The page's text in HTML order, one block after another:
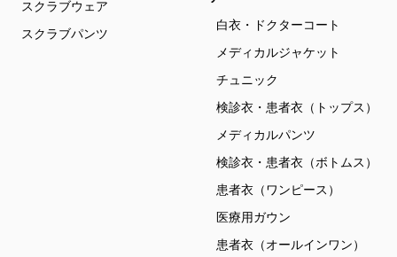
スクラブウェア
スクラブパンツ
白衣・ドクターコート
メディカルジャケット
チュニック
検診衣・患者衣（トップス）
メディカルパンツ
検診衣・患者衣（ボトムス）
患者衣（ワンピース）
医療用ガウン
患者衣（オールインワン）